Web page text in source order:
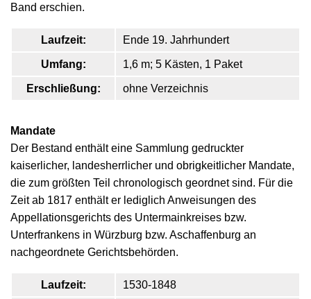
Band erschien.
Laufzeit: Ende 19. Jahrhundert
Umfang: 1,6 m; 5 Kästen, 1 Paket
Erschließung: ohne Verzeichnis
Mandate
Der Bestand enthält eine Sammlung gedruckter
kaiserlicher, landesherrlicher und obrigkeitlicher Mandate,
die zum größten Teil chronologisch geordnet sind. Für die
Zeit ab 1817 enthält er lediglich Anweisungen des
Appellationsgerichts des Untermainkreises bzw.
Unterfrankens in Würzburg bzw. Aschaffenburg an
nachgeordnete Gerichtsbehörden.
Laufzeit: 1530-1848